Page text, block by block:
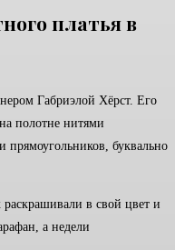
платья в
Габриэлой Хёрст. Его
полотне нитями
прямоугольников, буквально
в свой цвет и
а недели